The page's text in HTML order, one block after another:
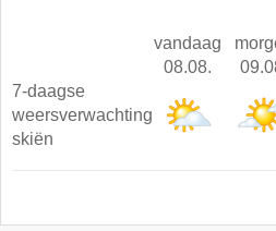
vandaag
08.08.
7-daagse
weersverwachting
skiën